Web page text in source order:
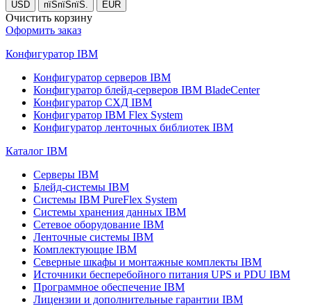
USD пїЅпїЅпїЅ. EUR
Очистить корзину
Оформить заказ
Конфигуратор IBM
Конфигуратор серверов IBM
Конфигуратор блейд-серверов IBM BladeCenter
Конфигуратор СХД IBM
Конфигуратор IBM Flex System
Конфигуратор ленточных библиотек IBM
Каталог IBM
Серверы IBM
Блейд-системы IBM
Системы IBM PureFlex System
Системы хранения данных IBM
Сетевое оборудование IBM
Ленточные системы IBM
Комплектующие IBM
Северные шкафы и монтажные комплекты IBM
Источники бесперебойного питания UPS и PDU IBM
Программное обеспечение IBM
Лицензии и дополнительные гарантии IBM